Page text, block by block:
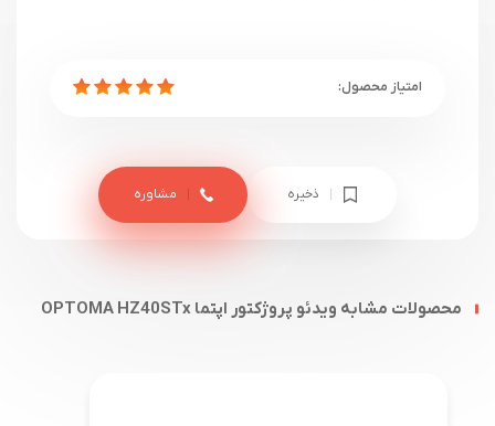
ذخیره مشاوره
محصولات مشابه ویدئو پروژکتور اپتما OPTOMA HZ40STx